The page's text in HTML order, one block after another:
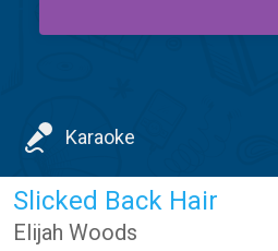
Karaoke
Slicked Back Hair
Elijah Woods